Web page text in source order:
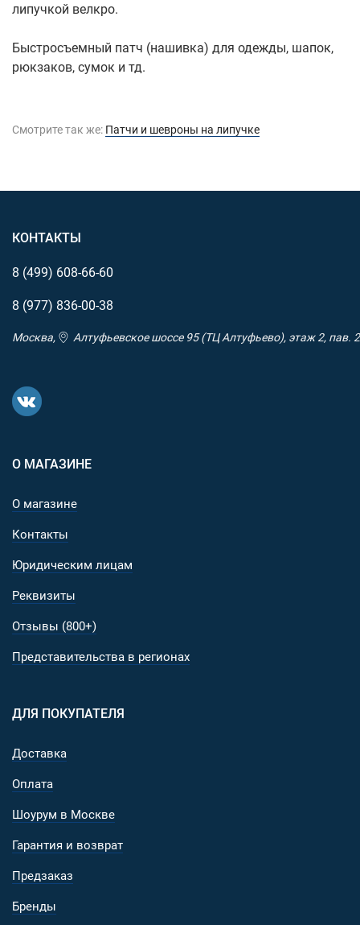
липучкой велкро.
Быстросъемный патч (нашивка) для одежды, шапок,
рюкзаков, сумок и тд.
Смотрите так же: Патчи и шевроны на липучке
КОНТАКТЫ
8 (499) 608-66-60
8 (977) 836-00-38
Москва, Алтуфьевское шоссе 95 (ТЦ Алтуфьево), этаж 2, пав. 2
О МАГАЗИНЕ
О магазине
Контакты
Юридическим лицам
Реквизиты
Отзывы (800+)
Представительства в регионах
ДЛЯ ПОКУПАТЕЛЯ
Доставка
Оплата
Шоурум в Москве
Гарантия и возврат
Предзаказ
Бренды